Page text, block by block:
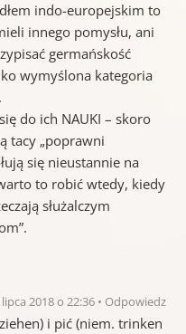
indo-europejskim to
innego pomysłu, ani
germańskość
wymyślona kategoria
do ich NAUKI – skoro
tacy „poprawni
się nieustannie na
to robić wtedy, kiedy
służalczym
2018 o 22:36 Odpowiedz
i pić (niem. trinken